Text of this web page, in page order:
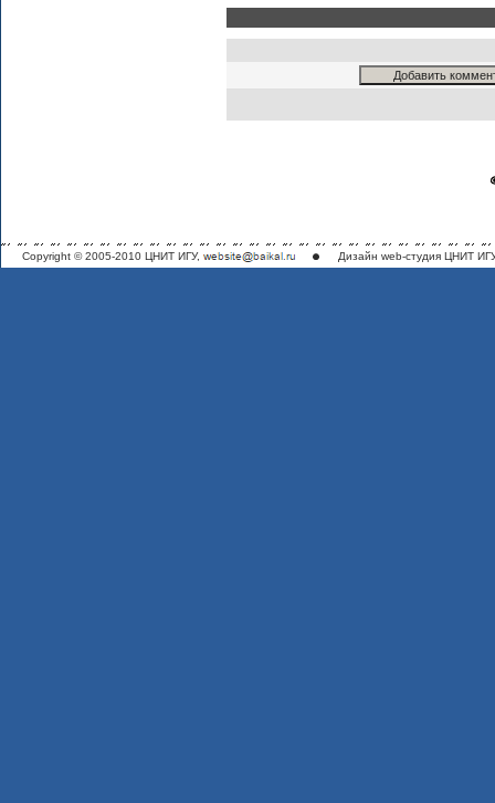
Copyright © 2005-2010 ЦНИТ ИГУ, Дизайн web-студия ЦНИТ